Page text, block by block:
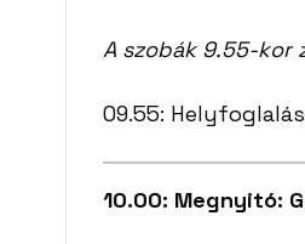
A szobák 9.55-kor
09.55:
10.00: Megnyitó: